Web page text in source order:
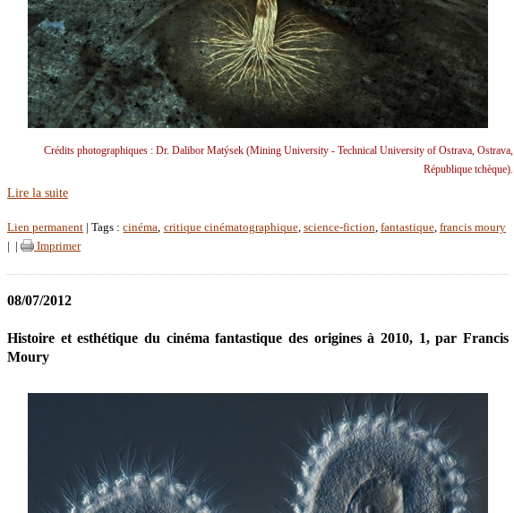
Crédits photographiques : Dr. Dalibor Matýsek (Mining University - Technical University of Ostrava, Ostrava,
République tchèque).
Lire la suite
Lien permanent | Tags :cinéma, critique cinématographique, science-fiction, fantastique, francis moury
Imprimer
08/07/2012
Histoire et esthétique du cinéma fantastique des origines à 2010, 1, par Francis
Moury